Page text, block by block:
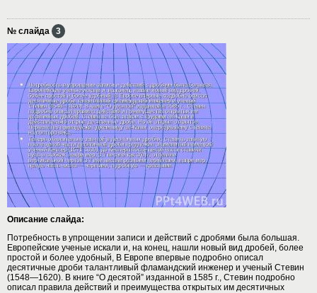
№ слайда 3
Описание слайда:
Потребность в упрощении записи и действий с дробями была большая.
Европейские ученые искали и, на конец, нашли новый вид дробей, более
простой и более удобный, В Европе впервые подробно описал
десятичные дроби талантливый фламандский инженер и ученый Стевин
(1548—1620). В книге “О десятой” изданной в 1585 г., Стевин подробно
описал правила действий и преимущества открытых им десятичных